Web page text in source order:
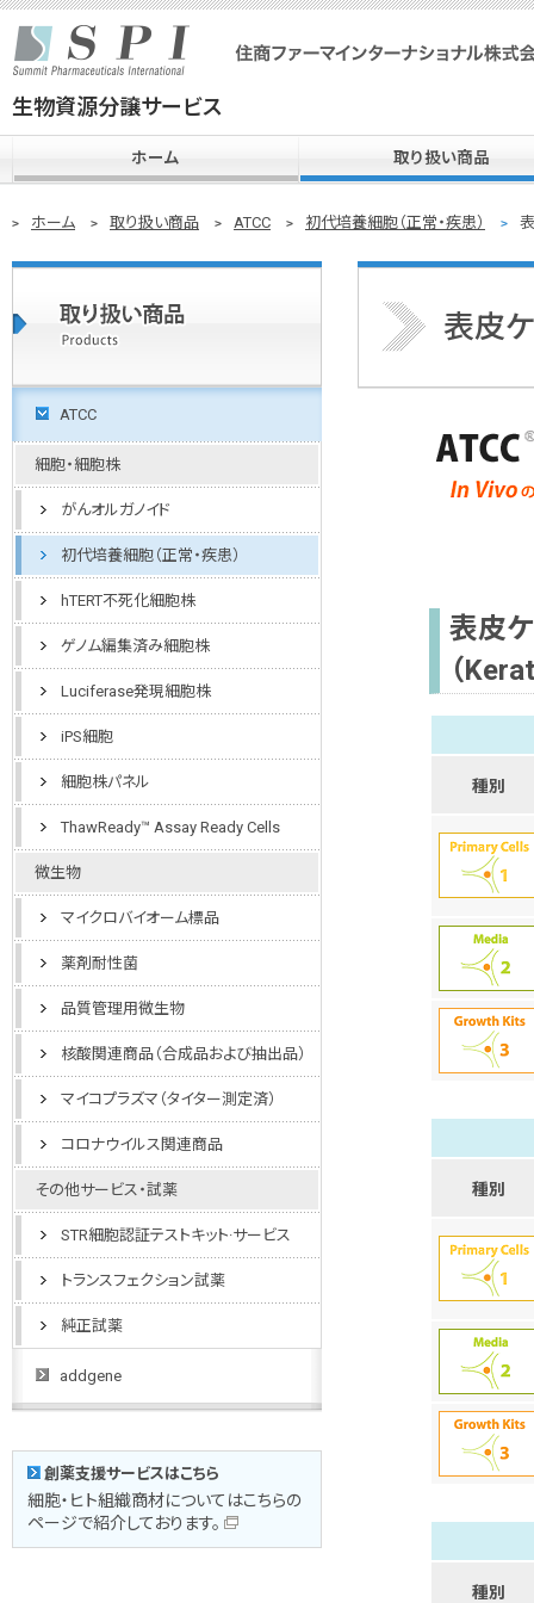
生物資源分譲サービス
ホーム 取り扱い商品
ホーム 取り扱い商品 ATCC 初代培養細胞（正常・疾患）
ATCC
細胞・細胞株
がんオルガノイド
初代培養細胞（正常・疾患）
hTERT不死化細胞株
ゲノム編集済み細胞株
Luciferase発現細胞株
iPS細胞
細胞株パネル
ThawReady™ Assay Ready Cells
微生物
マイクロバイオーム標品
薬剤耐性菌
品質管理用微生物
核酸関連商品（合成品および抽出品）
マイコプラズマ（タイター測定済）
コロナウイルス関連商品
その他サービス・試薬
STR細胞認証テストキット·サービス
トランスフェクション試薬
純正試薬
addgene
創薬支援サービスはこちら
細胞・ヒト組織商材についてはこちらの
ページで紹介しております。
表皮
表皮
（
種別
種別
種別